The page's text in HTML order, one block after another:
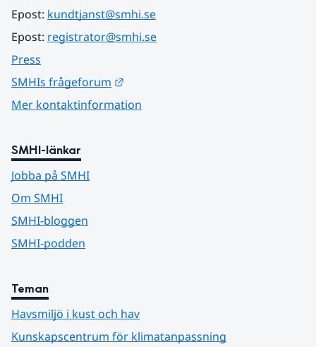
Epost: kundtjanst@smhi.se
Epost: registrator@smhi.se
Press
SMHIs frågeforum
Mer kontaktinformation
SMHI-länkar
Jobba på SMHI
Om SMHI
SMHI-bloggen
SMHI-podden
Teman
Havsmiljö i kust och hav
Kunskapscentrum för klimatanpassning